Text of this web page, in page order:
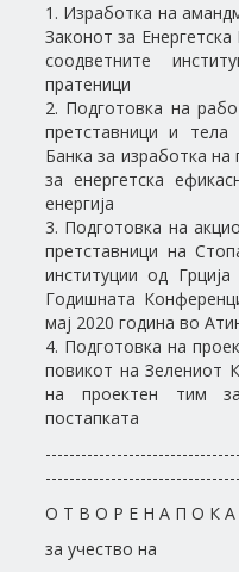
1. Изработка на
Законот за
соодветните
пратеници
2. Подготовка на
претставници и
Банка за изработка на
за енергетска
енергија
3. Подготовка на
претставници на
институции од
Годишната
мај 2020 година во
4. Подготовка на
повикот на Зелениот
на проектен тим
постапката
О Т В О Р Е Н А П О К
за учество на